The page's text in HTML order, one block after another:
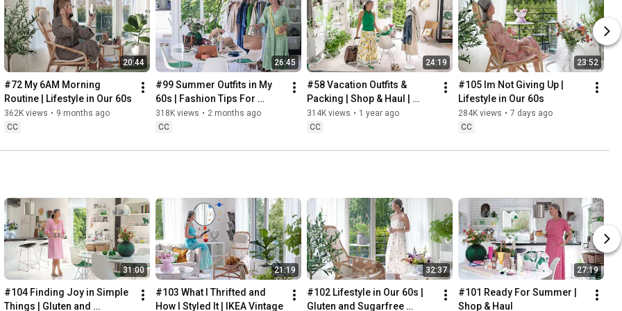
Instagram: https://www.instagram.com/home2tiny/
Music: https://www.epidemicsound.com/
Söderköpings Brunn: https://sbrunn.se/
Göta Canal: https://www.gotakanal.se/en
Mauritzberg Slott & Golf: https://mauritzberg.se/
#vacationoutfitsinmy60s #relaxingroadtripinsweden
00:00
17:29
18:33
19:38
21:40 Arriving at Mem, the eastern starting point of the Göta
24:15
27:12
28:27
20:44
#72 My 6AM Morning
Routine | Lifestyle in Our 60s
362K views • 9 months ago
CC
26:45
#99 Summer Outfits in My
60s | Fashion Tips For
Summer
318K views • 2 months ago
CC
24:19
#58 Vacation Outfits &
Packing | Shop & Haul |
Lifestyle in our 60s
314K views • 1 year ago
CC
23:52
#105 Im Not Giving Up |
Lifestyle in Our 60s
284K views • 7 days ago
CC
31:00
#104 Finding Joy in Simple
Things | Gluten and
21:19
#103 What I Thrifted and
How I Styled It | IKEA Vintage
32:37
#102 Lifestyle in Our 60s |
Gluten and Sugarfree
27:19
#101 Ready For Summer |
Shop & Haul